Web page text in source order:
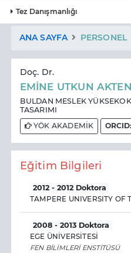
Tez Danışmanlığı
ANA SAYFA PERSONEL
Doç. Dr.
EMİNE UTKUN
BULDAN MESLEK
TASARIMI
YÖK AKADEMİK
Eğitim Bilgileri
2012 - 2012 Doktora
TAMPERE UNIVERSITY OF
2008 - 2013 Doktora
EGE ÜNİVERSİTESİ
FEN BİLİMLERİ ENSTİTÜSÜ